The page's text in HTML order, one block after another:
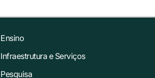
Ensino
Infraestrutura e Serviços
Pesquisa